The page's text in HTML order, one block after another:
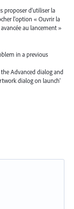
proposer d'utiliser la
l'option « Ouvrir la
au lancement »
in a previous
Advanced dialog and
dialog on launch'